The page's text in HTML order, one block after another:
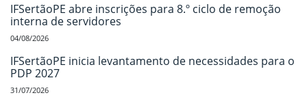
IFSertãoPE abre inscrições para 8.º ciclo de remoção
interna de servidores
04/08/2026
IFSertãoPE inicia levantamento de necessidades para o
PDP 2027
31/07/2026